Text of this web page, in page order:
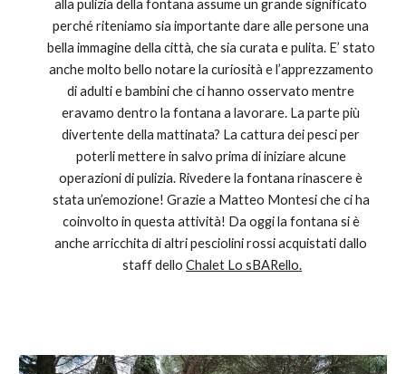
alla pulizia della fontana assume un grande significato
perché riteniamo sia importante dare alle persone una
bella immagine della città, che sia curata e pulita. E’ stato
anche molto bello notare la curiosità e l’apprezzamento
di adulti e bambini che ci hanno osservato mentre
eravamo dentro la fontana a lavorare. La parte più
divertente della mattinata? La cattura dei pesci per
poterli mettere in salvo prima di iniziare alcune
operazioni di pulizia. Rivedere la fontana rinascere è
stata un’emozione! Grazie a Matteo Montesi che ci ha
coinvolto in questa attività! Da oggi la fontana si è
anche arricchita di altri pesciolini rossi acquistati dallo
staff dello Chalet Lo sBARello.